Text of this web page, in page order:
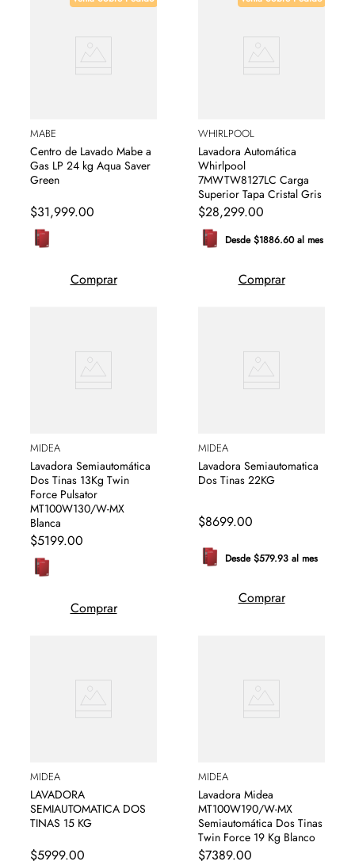
MABE
Centro de Lavado Mabe a
Gas LP 24 kg Aqua Saver
Green
$31,999.00
Comprar
WHIRLPOOL
Lavadora Automática
Whirlpool
7MWTW8127LC Carga
Superior Tapa Cristal Gris
$28,299.00
Desde $1886.60 al mes
Comprar
MIDEA
Lavadora Semiautomática
Dos Tinas 13Kg Twin
Force Pulsator
MT100W130/W-MX
Blanca
$5199.00
Comprar
MIDEA
Lavadora Semiautomatica
Dos Tinas 22KG
$8699.00
Desde $579.93 al mes
Comprar
MIDEA
LAVADORA
SEMIAUTOMATICA DOS
TINAS 15 KG
$5999.00
MIDEA
Lavadora Midea
MT100W190/W-MX
Semiautomática Dos Tinas
Twin Force 19 Kg Blanco
$7389.00